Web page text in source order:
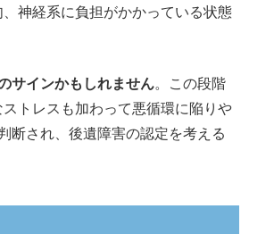
神経系に負担がかかっている状態
サインかもしれません。この段階
トレスも加わって悪循環に陥りや
断され、後遺障害の認定を考える